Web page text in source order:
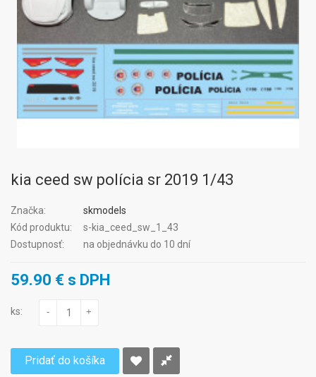
kia ceed sw polícia sr 2019 1/43
Značka:
skmodels
Kód produktu:
s-kia_ceed_sw_1_43
Dostupnosť:
na objednávku do 10 dní
59.90 € s DPH
ks: - +
Pridať do košíka